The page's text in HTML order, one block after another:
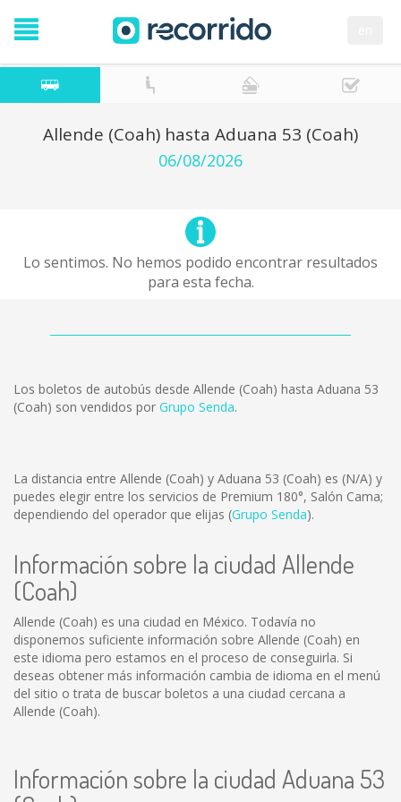
Allende (Coah) hasta Aduana 53 (Coah)
06/08/2026
Lo sentimos. No hemos podido encontrar resultados
para esta fecha.
Los boletos de autobús desde Allende (Coah) hasta Aduana 53
(Coah) son vendidos por Grupo Senda.
La distancia entre Allende (Coah) y Aduana 53 (Coah) es (N/A) y
puedes elegir entre los servicios de Premium 180°, Salón Cama;
dependiendo del operador que elijas (Grupo Senda).
Información sobre la ciudad Allende
(Coah)
Allende (Coah) es una ciudad en México. Todavía no
disponemos suficiente información sobre Allende (Coah) en
este idioma pero estamos en el proceso de conseguirla. Si
deseas obtener más información cambia de idioma en el menú
del sitio o trata de buscar boletos a una ciudad cercana a
Allende (Coah).
Información sobre la ciudad Aduana 53